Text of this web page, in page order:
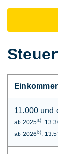
11.000 und
ab 2025a):
ab 2026b):